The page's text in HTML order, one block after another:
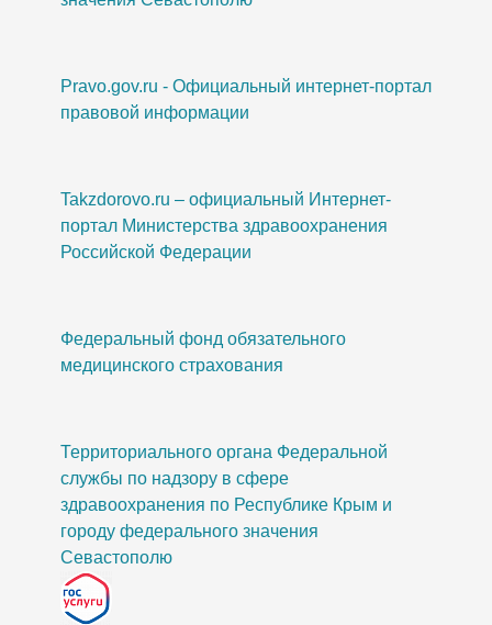
Pravo.gov.ru - Официальный интернет-портал
правовой информации
Takzdorovo.ru – официальный Интернет-
портал Министерства здравоохранения
Российской Федерации
Федеральный фонд обязательного
медицинского страхования
Территориального органа Федеральной
службы по надзору в сфере
здравоохранения по Республике Крым и
городу федерального значения
Севастополю